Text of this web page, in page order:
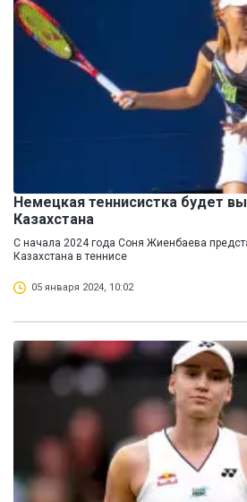
Немецкая теннисистка будет
Казахстана
С начала 2024 года Соня Жиенбаева
Казахстана в теннисе
05 января 2024, 10:02